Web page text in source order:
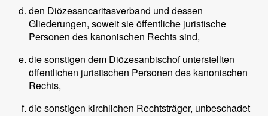
den Diözesancaritasverband und dessen
Gliederungen, soweit sie öffentliche juristische
Personen des kanonischen Rechts sind,
die sonstigen dem Diözesanbischof unterstellten
öffentlichen juristischen Personen des kanonischen
Rechts,
die sonstigen kirchlichen Rechtsträger, unbeschadet